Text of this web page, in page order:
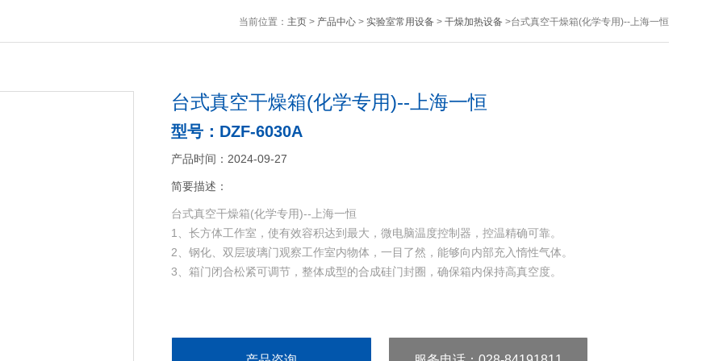
当前位置： 主页> 产品中心> 实验室常用设备> 干燥加热设备>台式真空干燥箱(化学专用)--上海一恒
台式真空干燥箱(化学专用)--上海一恒
型号：DZF-6030A
产品时间：2024-09-27
简要描述：
台式真空干燥箱(化学专用)--上海一恒
1、长方体工作室，使有效容积达到最大，微电脑温度控制器，控温精确可靠。
2、钢化、双层玻璃门观察工作室内物体，一目了然，能够向内部充入惰性气体。
3、箱门闭合松紧可调节，整体成型的合成硅门封圈，确保箱内保持高真空度。